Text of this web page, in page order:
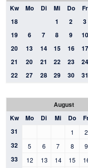
Kw
Mo Di Mi Do
Fr
18
1 2
3
19
6 7 8 9
10
20
13 14 15 16
17
21
20 21 22 23
24
22
27 28 29 30 31
August
Kw
Mo Di Mi Do
31
1 2
32 5 6 7 8 9
33 12 13 14 15